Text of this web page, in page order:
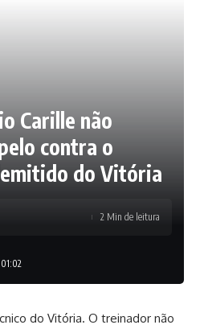
Carille não
contra o
do Vitória
2 Min de leitura
do Vitória. O treinador não